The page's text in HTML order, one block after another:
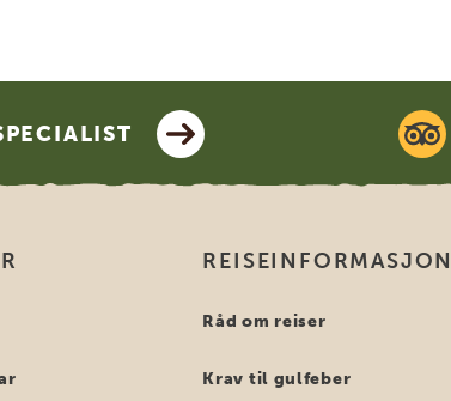
REISEINFORMASJON
Råd om reiser
Krav til gulfeber